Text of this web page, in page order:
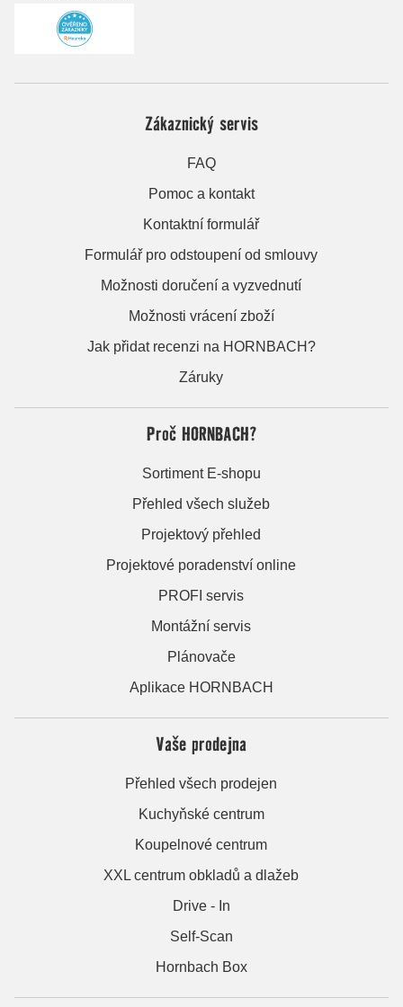
Zákaznický servis
FAQ
Pomoc a kontakt
Kontaktní formulář
Formulář pro odstoupení od smlouvy
Možnosti doručení a vyzvednutí
Možnosti vrácení zboží
Jak přidat recenzi na HORNBACH?
Záruky
Proč HORNBACH?
Sortiment E-shopu
Přehled všech služeb
Projektový přehled
Projektové poradenství online
PROFI servis
Montážní servis
Plánovače
Aplikace HORNBACH
Vaše prodejna
Přehled všech prodejen
Kuchyňské centrum
Koupelnové centrum
XXL centrum obkladů a dlažeb
Drive - In
Self-Scan
Hornbach Box